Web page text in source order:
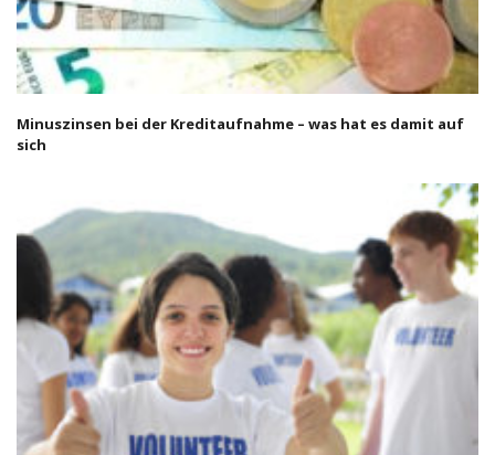
Minuszinsen bei der Kreditaufnahme – was hat es damit auf
sich